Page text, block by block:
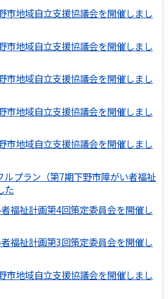
市地域自立支援協議会を開催しまし
市地域自立支援協議会を開催しまし
市地域自立支援協議会を開催しまし
市地域自立支援協議会を開催しまし
市地域自立支援協議会を開催しまし
ルプラン（第7期下野市障がい者福祉
た
福祉計画第4回策定委員会を開催し
福祉計画第3回策定委員会を開催し
市地域自立支援協議会を開催しまし